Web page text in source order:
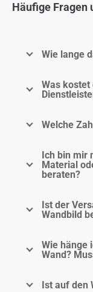
Häufige Fragen
Wie lange
Was
Welche
Ich bin mir
Material
beraten?
Ist der
Wandbild
Wie hänge
Wand?
Ist auf den